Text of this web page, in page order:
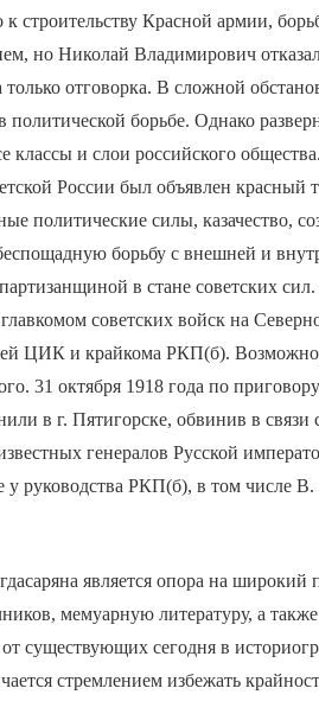
строительству Красной армии,
но Николай Владимирович
отговорка. В сложной
политической борьбе. Однако
классы и слои российского
России был объявлен красный
политические силы, казачество,
борьбу с внешней и
в стане советских сил.
советских войск на
ЦИК и крайкома РКП(б).
31 октября 1918 года по
в г. Пятигорске, обвинив в связи
генералов Русской
у руководства РКП(б), в том числе
является опора на широкий
мемуарную литературу, а
существующих сегодня в
стремлением избежать